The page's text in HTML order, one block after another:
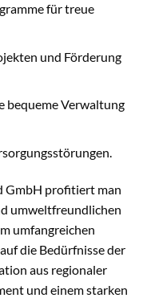
für treue
und Förderung
bequeme Verwaltung
GmbH profitiert man
umweltfreundlichen
umfangreichen
die Bedürfnisse der
aus regionaler
und einem starken